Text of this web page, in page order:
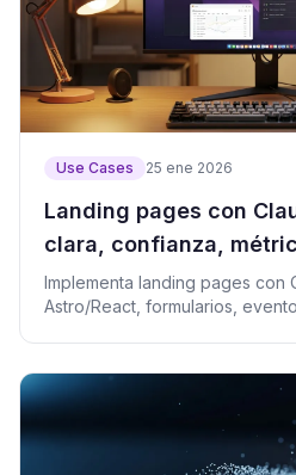
Use Cases 25 ene 2026
Landing pages con
clara, confianza,
Implementa landing pages con
Astro/React, formularios,